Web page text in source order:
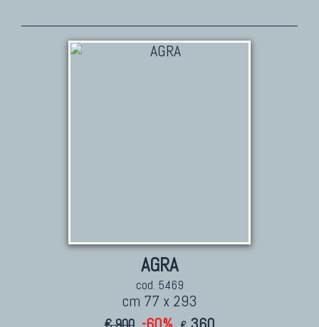
TAPPETI PERSIANI
Collezione Peshawar
AGRA
cod. 5469
cm 77 x 293